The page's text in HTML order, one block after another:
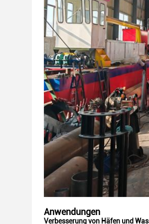
Anwendungen
Verbesserung von Häfen und